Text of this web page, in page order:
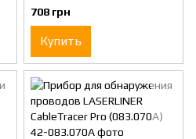
(083.010A)
708 грн
Купить